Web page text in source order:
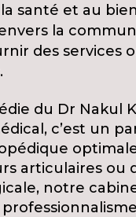
santé et au
la
des services
du Dr Nakul
c’est un
articulaires ou
notre